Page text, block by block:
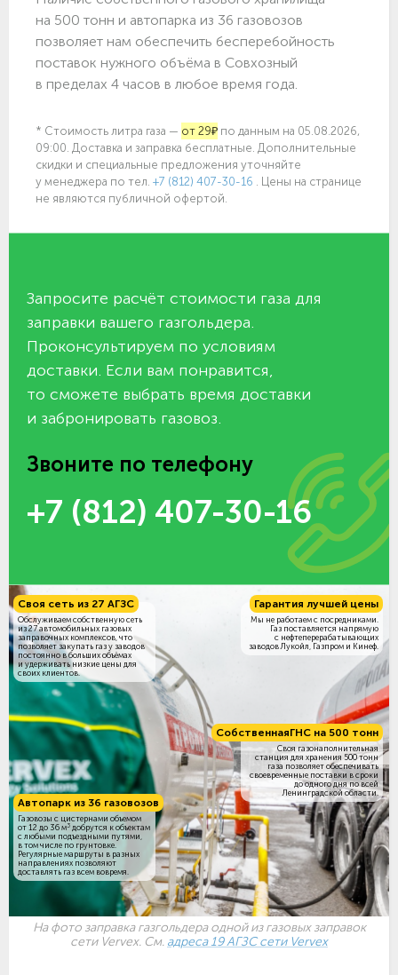
на 500 тонн и автопарка из 36 газовозов
позволяет нам обеспечить бесперебойность
поставок нужного объёма в Совхозный
в пределах 4 часов в любое время года.
* Стоимость литра газа — от 29₽ по данным на 05.08.2026,
09:00. Доставка и заправка бесплатные. Дополнительные
скидки и специальные предложения уточняйте
у менеджера по тел. +7 (812) 407-30-16 . Цены на странице
не являются публичной офертой.
Запросите расчёт стоимости газа для
заправки вашего газгольдера.
Проконсультируем по условиям
доставки. Если вам понравится,
то сможете выбрать время доставки
и забронировать газовоз.
Звоните по телефону
+7 (812) 407-30-16
СобственнаяГНС на 500 тонн
Своя газонаполнительная
станция для хранения 500 тонн
газа позволяет обеспечивать
своевременные поставки в сроки
до одного дня по всей
Ленинградской области.
Своя сеть из 27 АГЗС
Обслуживаем собственную сеть
из 27 автомобильных газовых
заправочных комплексов, что
позволяет закупать газ у заводов
постоянно в больших объёмах
и удерживать низкие цены для
своих клиентов.
Гарантия лучшей цены
Мы не работаем с посредниками.
Газ поставляется напрямую
с нефтеперерабатывающих
заводов Лукойл, Газпром и Кинеф.
Автопарк из 36 газовозов
Газовозы с цистернами объемом
от 12 до 36 м3 добрутся к объектам
c любыми подъездными путями,
в том числе по грунтовке.
Регулярные маршруты в разных
направлениях позволяют
доставлять газ всем вовремя.
На фото заправка газгольдера одной из газовых заправок
сети Vervex. См. адреса 19 АГЗС сети Vervex